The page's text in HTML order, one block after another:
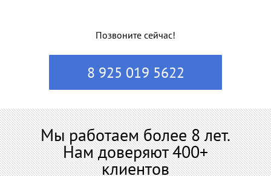
Позвоните сейчас!
8 925 019 5622
Мы работаем более 8 лет.
Нам доверяют 400+
клиентов